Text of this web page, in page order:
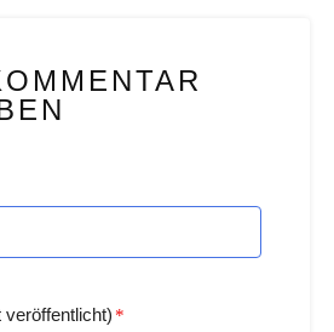
veröffentlicht) *